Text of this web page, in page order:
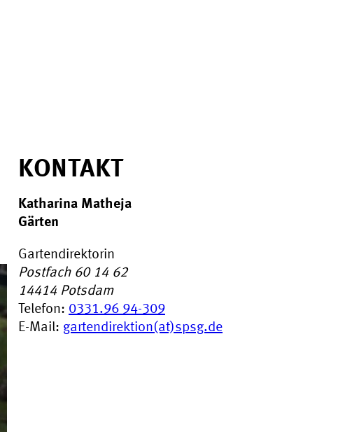
KONTAKT
Katharina Matheja
Gärten
Gartendirektorin
Postfach 60 14 62
14414 Potsdam
Telefon: 0331.96 94-309
E-Mail: gartendirektion(at)spsg.de